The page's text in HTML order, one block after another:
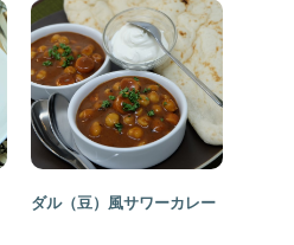
ダル（豆）風サワーカレー